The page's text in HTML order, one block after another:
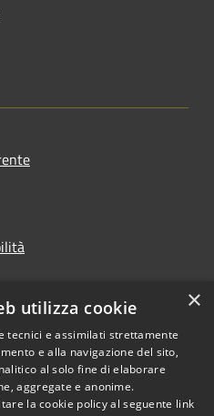
Copyright © 2026 • Comune di
Castiglion Fiorentino •
Powered byMunicipium •
×
utilizza cookie
tecnici e assimilati strettamente
e alla navigazione del sito,
al solo fine di elaborare
aggregate e anonime.
la cookie policy al seguente link